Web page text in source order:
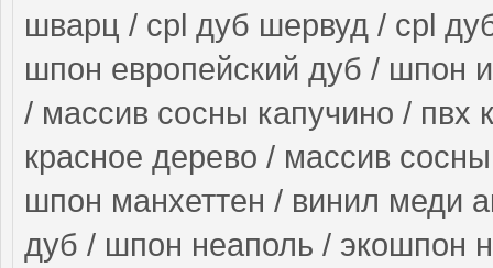
шварц / cpl дуб шервуд / cpl
шпон европейский дуб / шпон
/ массив сосны капучино / пвх
красное дерево / массив
шпон манхеттен / винил меди
дуб / шпон неаполь / экошпон